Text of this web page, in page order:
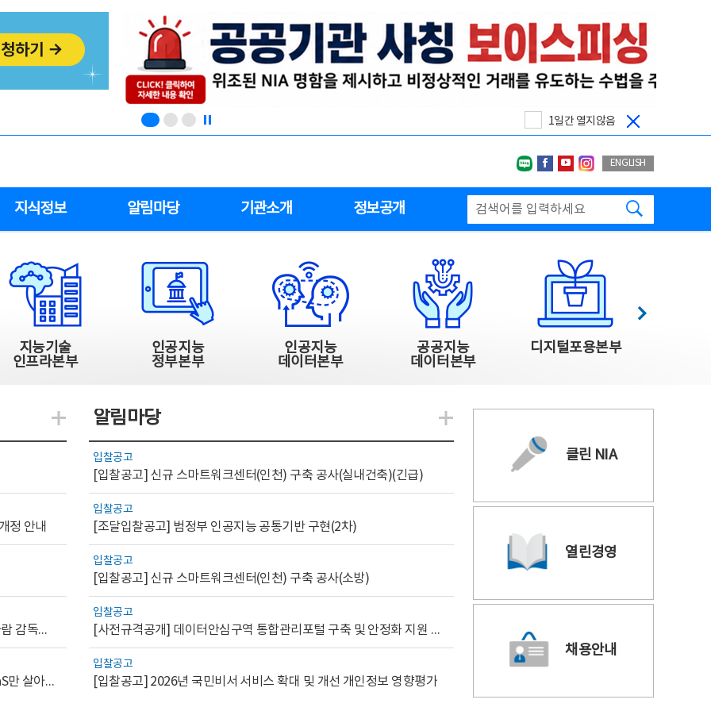
1일간 열지않음
네이버블로그
페이스북
유투브인스타그랩
ENGLISH
지식정보 알림마당 기관소개 정보공개
지능기술
인프라본부
인공지능
정부본부
인공지능
데이터본부
공공지능
데이터본부
디지털포용본부
다음
정 안내
[AI.GOV 이슈리포트 2026-1호]공공부문 AI 통제를 위한 사람 감독의 해외 사례 분석 및 시사점
[디지털서비스 이슈리포트2026-7] 워크플로우를 가진 SaaS만 살아남는다
지식관련 더보기
알림마당
입찰공고
[입찰공고] 신규 스마트워크센터(인천) 구축 공사(실내건축)(긴급)
입찰공고
[조달입찰공고] 범정부 인공지능 공통기반 구현(2차)
입찰공고
[입찰공고] 신규 스마트워크센터(인천) 구축 공사(소방)
입찰공고
[사전규격공개] 데이터안심구역 통합관리포털 구축 및 안정화 지원 사업 위탁감리
입찰공고
[입찰공고] 2026년 국민비서 서비스 확대 및 개선 개인정보 영향평가
알림관련 더보기
클린 NIA
열린경영
채용안내